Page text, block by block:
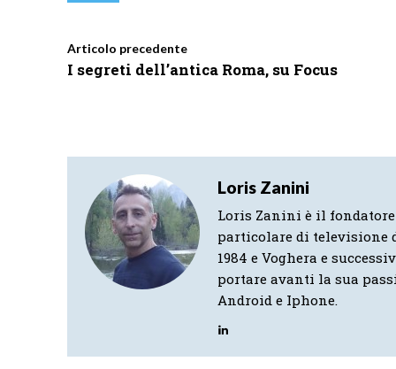
Articolo precedente
I segreti dell’antica Roma, su Focus
Loris Zanini
Loris Zanini è il
particolare di televisione
1984 e Voghera e
portare avanti la sua
Android e Iphone.